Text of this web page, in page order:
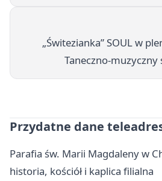
„Świtezianka” SOUL w
Taneczno-muzyczny
Przydatne dane
Parafia św. Marii Magdaleny w
historia, kościół i kaplica filialna